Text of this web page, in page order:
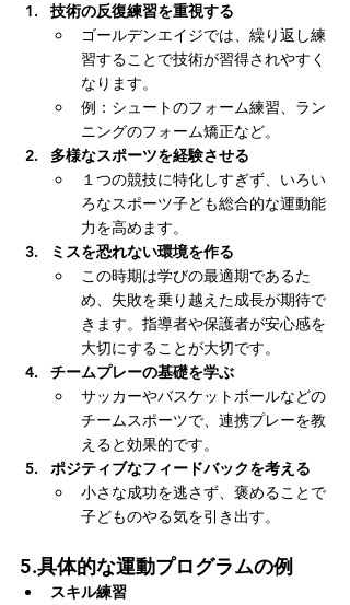
技術の反復練習を重視する
ゴールデンエイジでは、繰り返し練
習することで技術が習得されやすく
なります。
例：シュートのフォーム練習、ラン
ニングのフォーム矯正など。
多様なスポーツを経験させる
１つの競技に特化しすぎず、いろい
ろなスポーツ子ども総合的な運動能
力を高めます。
ミスを恐れない環境を作る
この時期は学びの最適期であるた
め、失敗を乗り越えた成長が期待で
きます。指導者や保護者が安心感を
大切にすることが大切です。
チームプレーの基礎を学ぶ
サッカーやバスケットボールなどの
チームスポーツで、連携プレーを教
えると効果的です。
ポジティブなフィードバックを考える
小さな成功を逃さず、褒めることで
子どものやる気を引き出す。
5.具体的な運動プログラムの例
スキル練習